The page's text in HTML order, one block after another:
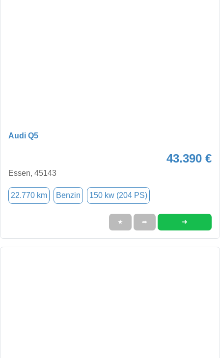
Audi Q5
43.390 €
Essen, 45143
22.770 km Benzin 150 kw (204 PS)
★ ➦ ➜